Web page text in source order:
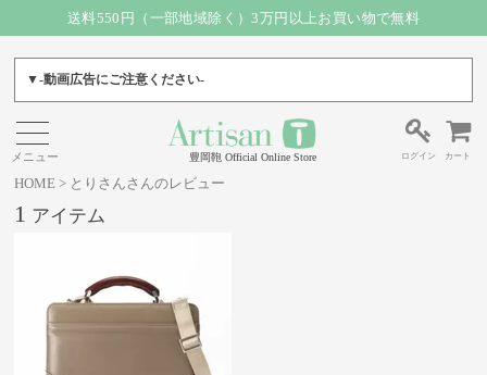
送料550円（一部地域除く）3万円以上お買い物で無料
▼-動画広告にご注意ください-
豊岡鞄 Official Online Store ログイン カート
HOME とりさんさんのレビュー
1